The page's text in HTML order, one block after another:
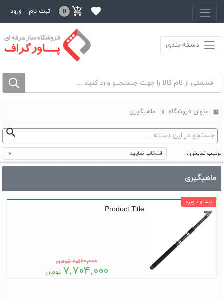
ورود ثبت نام 0 منو بالا
دسته بندی
عنوان فروشگاه ماهیگیری
ترتیب نمایش : انتخاب نمایید
ماهیگیری
Product Title
۸,۵۶۰,۰۰۰ تومان
۷,۷۰۴,۰۰۰ تومان